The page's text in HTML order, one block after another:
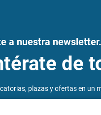
a nuestra
de
plazas y ofertas en un